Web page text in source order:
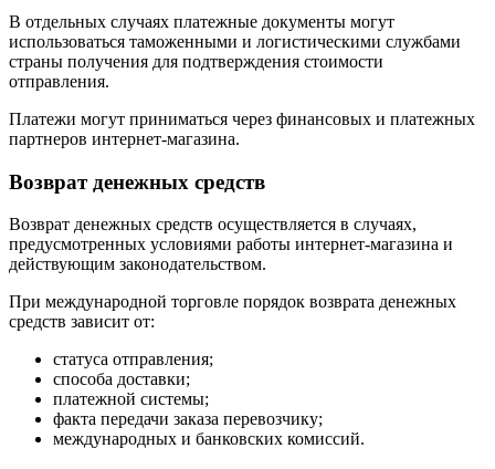
В отдельных случаях платежные документы могут
использоваться таможенными и логистическими службами
страны получения для подтверждения стоимости
отправления.
Платежи могут приниматься через финансовых и платежных
партнеров интернет-магазина.
Возврат денежных средств
Возврат денежных средств осуществляется в случаях,
предусмотренных условиями работы интернет-магазина и
действующим законодательством.
При международной торговле порядок возврата денежных
средств зависит от:
статуса отправления;
способа доставки;
платежной системы;
факта передачи заказа перевозчику;
международных и банковских комиссий.